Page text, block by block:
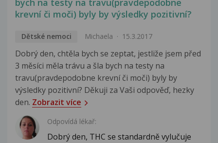
bych na testy na travu(pravdepodobne
krevní či moči) byly by výsledky pozitivní?
Dětské nemoci Michaela 15.3.2017
Dobrý den, chtěla bych se zeptat, jestliže jsem před
3 měsíci měla trávu a šla bych na testy na
travu(pravdepodobne krevní či moči) byly by
výsledky pozitivní? Děkuji za Vaši odpověď, hezky
den. Zobrazit více
Odpovídá lékař:
Dobrý den, THC se standardně vylučuje